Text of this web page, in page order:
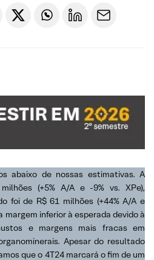
abaixo de nossas estimativas. A
(+5% A/A e -9% vs. XPe),
foi de R$ 61 milhões (+44% A/A e
margem inferior à esperada devido à
e margens mais fracas em
Apesar do resultado
que o 4T24 marcará o fim de um